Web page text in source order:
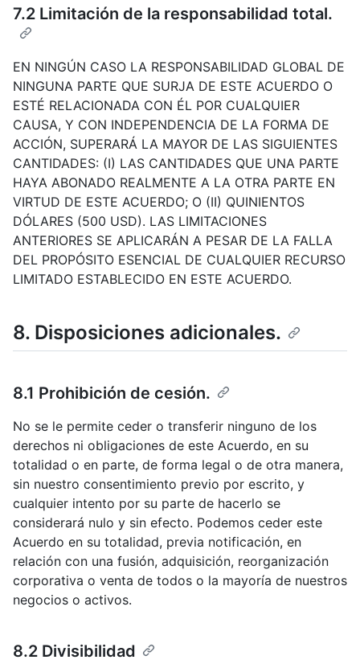
7.2 Limitación de la responsabilidad total.
EN NINGÚN CASO LA RESPONSABILIDAD GLOBAL DE
NINGUNA PARTE QUE SURJA DE ESTE ACUERDO O
ESTÉ RELACIONADA CON ÉL POR CUALQUIER
CAUSA, Y CON INDEPENDENCIA DE LA FORMA DE
ACCIÓN, SUPERARÁ LA MAYOR DE LAS SIGUIENTES
CANTIDADES: (I) LAS CANTIDADES QUE UNA PARTE
HAYA ABONADO REALMENTE A LA OTRA PARTE EN
VIRTUD DE ESTE ACUERDO; O (II) QUINIENTOS
DÓLARES (500 USD). LAS LIMITACIONES
ANTERIORES SE APLICARÁN A PESAR DE LA FALLA
DEL PROPÓSITO ESENCIAL DE CUALQUIER RECURSO
LIMITADO ESTABLECIDO EN ESTE ACUERDO.
8. Disposiciones adicionales.
8.1 Prohibición de cesión.
No se le permite ceder o transferir ninguno de los
derechos ni obligaciones de este Acuerdo, en su
totalidad o en parte, de forma legal o de otra manera,
sin nuestro consentimiento previo por escrito, y
cualquier intento por su parte de hacerlo se
considerará nulo y sin efecto. Podemos ceder este
Acuerdo en su totalidad, previa notificación, en
relación con una fusión, adquisición, reorganización
corporativa o venta de todos o la mayoría de nuestros
negocios o activos.
8.2 Divisibilidad